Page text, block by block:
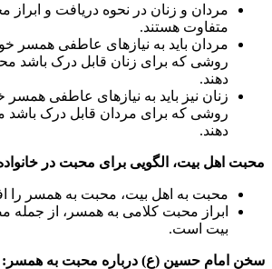
مردان و زنان در نحوه دریافت و ابراز
متفاوت هستند.
مردان باید به نیازهای عاطفی همسر
روشی که برای زنان قابل درک باشد
دهند.
زنان نیز باید به نیازهای عاطفی همسر
روشی که برای مردان قابل درک باشد
دهند.
محبت اهل بیت، الگویی برای محبت در
محبت به اهل بیت، محبت به همسر را
ابراز محبت کلامی به همسر، از جمله
بیت است.
سخن امام حسین (ع) درباره محبت به همسر: